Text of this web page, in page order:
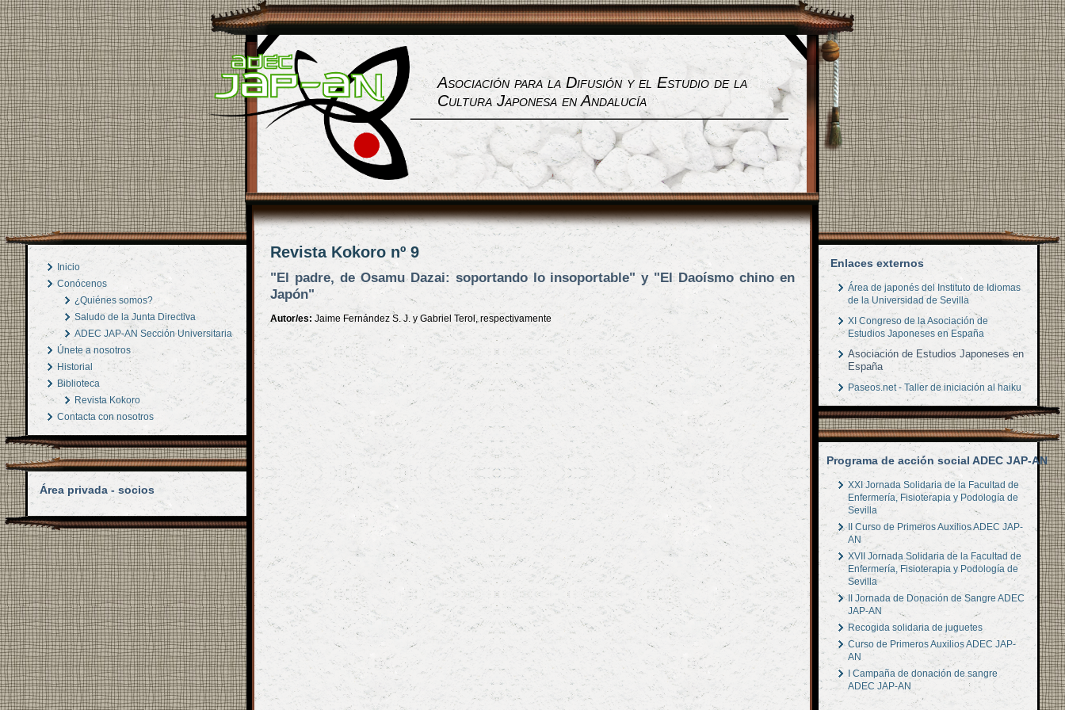
Asociación para la Difusión y el Estudio de la
Cultura Japonesa en Andalucía
Inicio
Conócenos
¿Quiénes somos?
Saludo de la Junta Directiva
ADEC JAP-AN Sección Universitaria
Únete a nosotros
Historial
Biblioteca
Revista Kokoro
Contacta con nosotros
Área privada - socios
Revista Kokoro nº 9
"El padre, de Osamu Dazai: soportando lo insoportable" y "El Daoísmo chino en
Japón"
Autor/es: Jaime Fernández S. J. y Gabriel Terol, respectivamente
Enlaces externos
Área de japonés del Instituto de Idiomas
de la Universidad de Sevilla
XI Congreso de la Asociación de
Estudios Japoneses en España
Asociación de Estudios Japoneses en
España
Paseos.net - Taller de iniciación al haiku
Programa de acción social ADEC JAP-AN
XXI Jornada Solidaria de la Facultad de
Enfermería, Fisioterapia y Podología de
Sevilla
II Curso de Primeros Auxilios ADEC JAP-
AN
XVII Jornada Solidaria de la Facultad de
Enfermería, Fisioterapia y Podología de
Sevilla
II Jornada de Donación de Sangre ADEC
JAP-AN
Recogida solidaria de juguetes
Curso de Primeros Auxilios ADEC JAP-
AN
I Campaña de donación de sangre
ADEC JAP-AN